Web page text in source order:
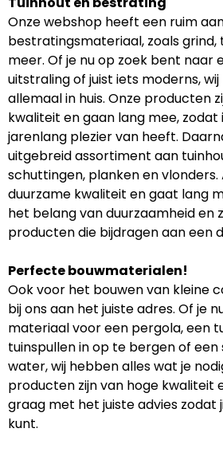
Onze webshop heeft een ruim
bestratingsmateriaal, zoals grind,
meer. Of je nu op zoek bent naar
uitstraling of juist iets moderns,
allemaal in huis. Onze producten
kwaliteit en gaan lang mee,
jarenlang plezier van heeft.
uitgebreid assortiment aan
schuttingen, planken en vlonders.
duurzame kwaliteit en gaat lang
het belang van duurzaamheid en
producten die bijdragen aan een
Perfecte bouwmaterialen!
Ook voor het bouwen van kleine
bij ons aan het juiste adres. Of je
materiaal voor een pergola, een
tuinspullen in op te bergen of
water, wij hebben alles wat je
producten zijn van hoge kwaliteit
graag met het juiste advies zodat
kunt.